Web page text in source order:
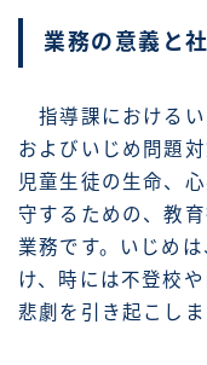
業務の意義と
指導課におけるい
およびいじめ問題
児童生徒の生命、
守するための、教
業務です。いじめ
け、時には不登校
悲劇を引き起こしま